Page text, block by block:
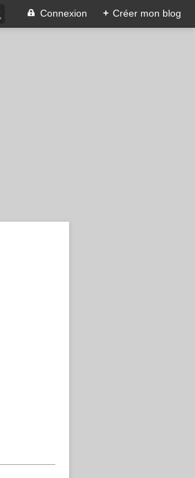
Connexion + Créer mon blog